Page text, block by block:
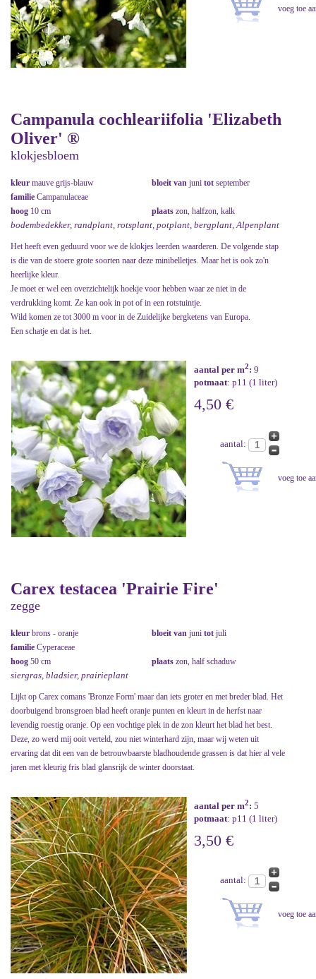
Campanula cochleariifolia 'Elizabeth
Oliver' ®
klokjesbloem
kleur mauve grijs-blauw bloeit van juni tot september
familie Campanulaceae
hoog 10 cm plaats zon, halfzon, kalk
bodembedekker, randplant, rotsplant, potplant, bergplant, Alpenplant
Het heeft even geduurd voor we de klokjes leerden waarderen. De volgende stap
is die van de stoere grote soorten naar deze minibelletjes. Maar het is ook zo'n
heerlijke kleur.
Je moet er wel een overzichtelijk hoekje voor hebben waar ze niet in de
verdrukking komt. Ze kan ook in pot of in een rotstuintje.
Wild komen ze tot 3000 m voor in de Zuidelijke bergketens van Europa.
Een schatje en dat is het.
aantal per m2: 9
potmaat: p11 (1 liter)
4,50 €
aantal:
Carex testacea 'Prairie Fire'
zegge
kleur brons - oranje bloeit van juni tot juli
familie Cyperaceae
hoog 50 cm plaats zon, half schaduw
siergras, bladsier, prairieplant
Lijkt op Carex comans 'Bronze Form' maar dan iets groter en met breder blad. Het
doorbuigend bronsgroen blad heeft oranje punten en kleurt in de herfst naar
levendig roestig oranje. Op een vochtige plek in de zon kleurt het blad het best.
Deze, zo werd mij ooit verteld, zou niet winterhard zijn, maar wij weten uit
ervaring dat dit een van de betrouwbaarste bladhoudende grassen is dat hier al vele
jaren met kleurig fris blad glansrijk de winter doorstaat.
aantal per m2: 5
potmaat: p11 (1 liter)
3,50 €
aantal: